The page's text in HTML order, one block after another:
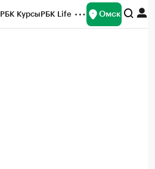
РБК КурсыРБК Life Омск